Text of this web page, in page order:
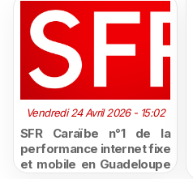
Vendredi 24 Avril 2026 - 15:02
SFR Caraïbe n°1 de la
performance internet fixe
et mobile en Guadeloupe